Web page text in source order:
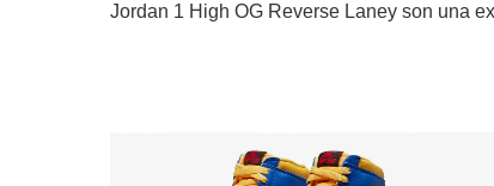
Jordan 1 High OG Reverse Laney son una